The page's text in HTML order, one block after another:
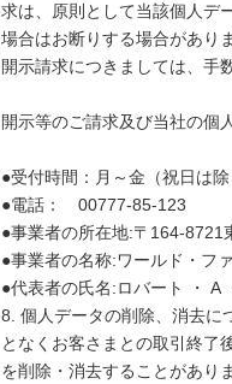
求は、原則として当該個人デ
場合はお断りする場合があり
開示請求につきましては、手
開示等のご請求及び当社の個
●受付時間：月～金（祝日は
●電話： 00777-85-123
●事業者の所在地:〒164-8721
●事業者の名称:ワールド・フ
●代表者の氏名:ロバート ・ A
8. 個人データの削除、消去に
となくお客さまとの取引終了
を削除・消去することがありま